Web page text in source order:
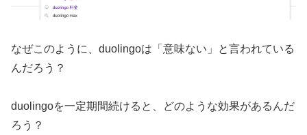
なぜこのように、duolingoは「意味ない」と言われている
んだろう？
duolingoを一定期間続けると、どのような効果があるんだ
ろう？